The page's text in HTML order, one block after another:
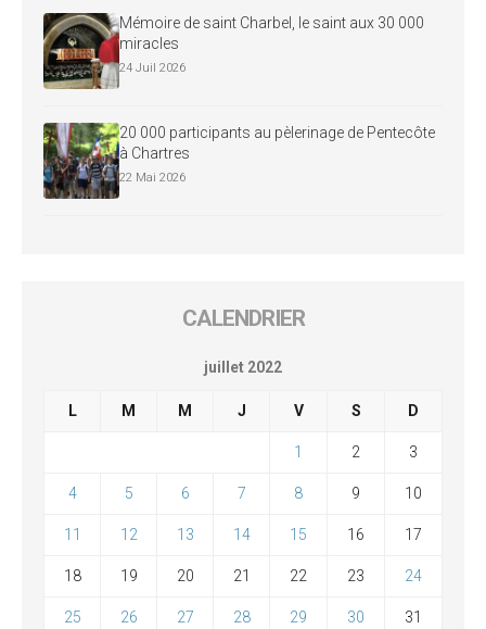
Mémoire de saint Charbel, le saint aux 30 000
miracles
24 Juil 2026
20 000 participants au pèlerinage de Pentecôte
à Chartres
22 Mai 2026
CALENDRIER
juillet 2022
L M M J V S D
1 2 3
4 5 6 7 8 9 10
11 12 13 14 15 16 17
18 19 20 21 22 23 24
25 26 27 28 29 30 31